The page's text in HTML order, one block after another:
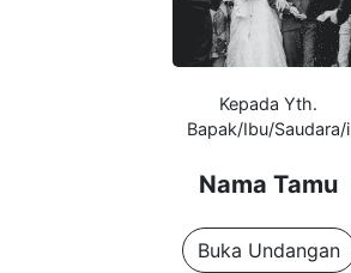
Kepada Yth.
Bapak/Ibu/Saudara/i
Nama Tamu
Buka Undangan